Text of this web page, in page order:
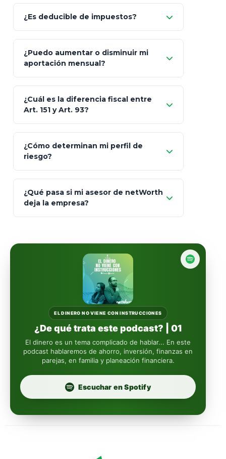
GNP (Proyecta)
Seguros Monterrey
Skandia (Crea)
MetLife (MetaLife)
Prudential
Fintual
Principal
Sura
Insignia Life
Profuturo
¿Es deducible de impuestos?
¿Puedo aumentar o disminuir mi
aportación mensual?
¿Cuál es la diferencia fiscal entre
Art. 151 y Art. 93?
Art.
93
totalmente
libres de impuestos
¿Cómo determinan mi perfil de
riesgo?
¿Qué pasa si mi asesor de netWorth
deja la empresa?
automáticamente
EL DINERO NO VIENE CON INSTRUCCIONES
¿De qué trata este podcast? | 01
El dinero es un tema complicado de hablar... En este
podcast hablaremos de ahorro, inversión, finanzas en
parejas, en familia y planeación financiera.
Escuchar en Spotify